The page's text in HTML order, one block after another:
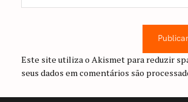
Este site utiliza o Akismet para reduzir
seus dados em comentários são